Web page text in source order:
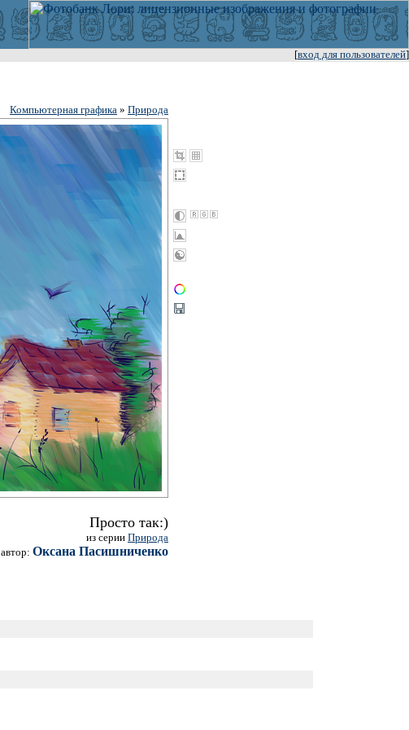
[вход для пользователей]
Компьютерная графика » Природа
Просто так:)
из серии Природа
автор: Оксана Пасишниченко